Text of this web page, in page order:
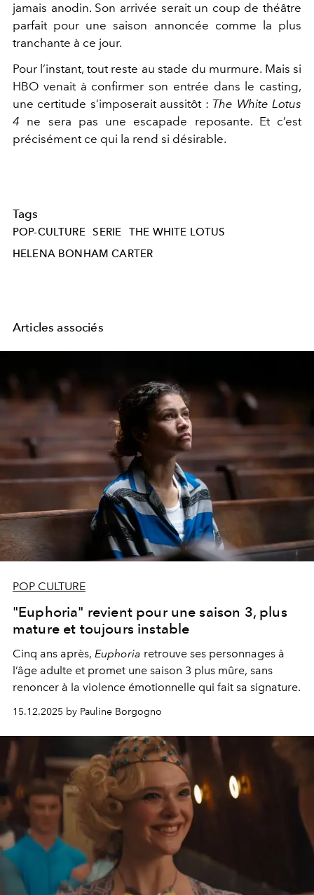
jamais anodin. Son arrivée serait un coup de théâtre
parfait pour une saison annoncée comme la plus
tranchante à ce jour.
Pour l’instant, tout reste au stade du murmure. Mais si
HBO venait à confirmer son entrée dans le casting,
une certitude s’imposerait aussitôt : The White Lotus
4 ne sera pas une escapade reposante. Et c’est
précisément ce qui la rend si désirable.
Tags
POP-CULTURE SERIE
THE WHITE LOTUS
HELENA BONHAM CARTER
Articles associés
POP CULTURE
"Euphoria" revient pour une saison 3, plus
mature et toujours instable
Cinq ans après, Euphoria retrouve ses personnages à
l’âge adulte et promet une saison 3 plus mûre, sans
renoncer à la violence émotionnelle qui fait sa signature.
15.12.2025 by Pauline Borgogno